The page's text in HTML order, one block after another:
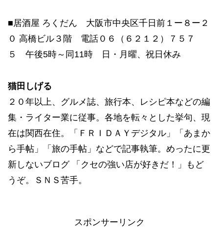
■居酒屋 ろくだん 大阪市中央区千日前１ー８ー２
０ 高橋ビル３階 電話０６（６２１２）７５７
５ 午後5時～同11時 日・月曜、祝日休み
猫田しげる
２０年以上、グルメ誌、旅行本、レシピ本などの編
集・ライター業に従事。各地を転々とした挙句、現
在は関西在住。「ＦＲＩＤＡＹデジタル」「あまか
ら手帖」「旅の手帖」などで記事執筆。めったに更
新しないブログ 「クセの強い店が好きだ！」もど
うぞ。ＳＮＳ苦手。
スポンサーリンク